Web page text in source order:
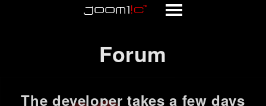
Forum
The developer takes a few days